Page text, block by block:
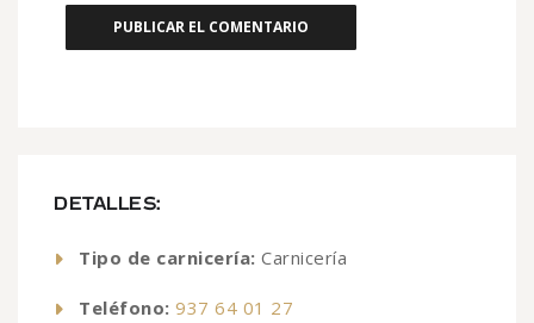
DETALLES:
Tipo de carnicería: Carnicería
Teléfono: 937 64 01 27